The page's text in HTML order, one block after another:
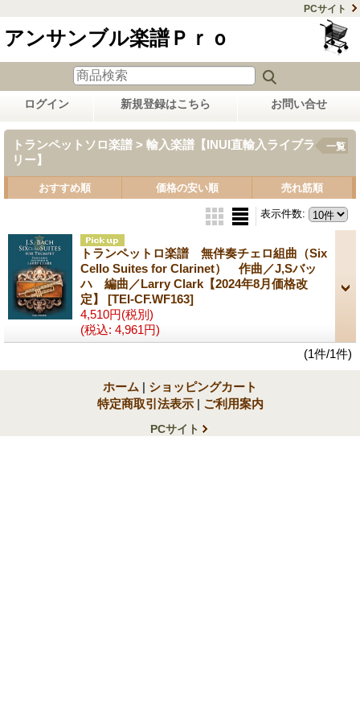
PCサイト
アンサンブル楽譜Ｐｒｏ
ログイン 新規登録はこちら お問い合せ
トランペットソロ楽譜 > 輸入楽譜【INUI直輸入ライブラ
リー】
一覧
おすすめ順 価格の安い順 売れ筋順
表示件数:
トランペットロ楽譜 無伴奏チェロ組曲（Six
Cello Suites for Clarinet） 作曲／J,Sバッ
ハ 編曲／Larry Clark【2024年8月価格改
定】 [TEI-CF.WF163]
4,510円(税別)
(税込: 4,961円)
(1件/1件)
ホーム | ショッピングカート
特定商取引法表示 | ご利用案内
PCサイト